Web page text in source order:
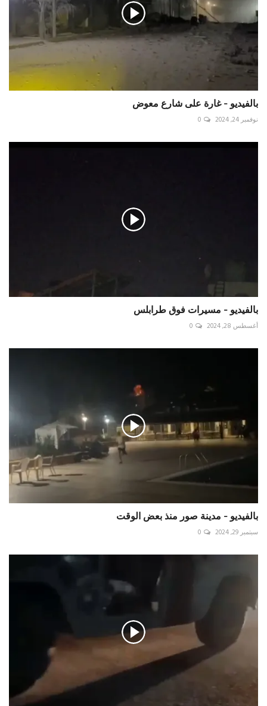
بالفيديو - غارة على شارع معوض
نوفمبر 24, 2024 0
بالفيديو - مسيرات فوق طرابلس
أغسطس 28, 2024 0
بالفيديو - مدينة صور منذ بعض الوقت
سبتمبر 29, 2024 0